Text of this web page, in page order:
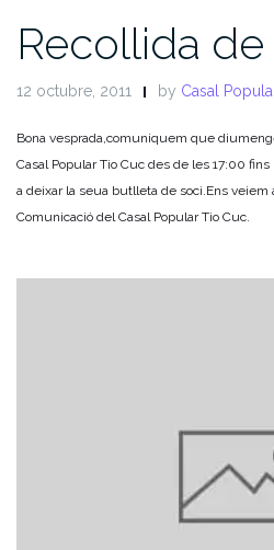
Recollida
12 octubre, 2011 by Casal
Bona vesprada, comuniquem que
Casal Popular Tio Cuc des de les 17:00
a deixar la seua butlleta de soci. Ens veiem
Comunicació del Casal Popular Tio Cuc.